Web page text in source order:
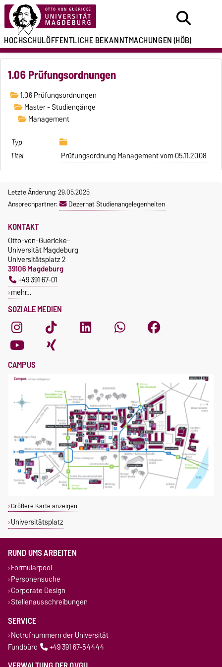
HOCHSCHULÖFFENTLICHEBEKANNTMACHUNGEN(HÖB)
1.06 Prüfungsordnungen
1.06 Prüfungsordnungen
Master - Studiengänge
Management
Prüfungsordnung Management vom 05.11.2008
Letzte Änderung: 29.05.2025
Ansprechpartner:
Dezernat Studienangelegenheiten
SOZIALE MEDIEN
KONTAKT
Otto-von-Guericke-
Universität Magdeburg
Universitätsplatz 2
39106 Magdeburg
+49 391 67-01
mehr…
CAMPUS
Größere Karte anzeigen
Universitätsplatz
RUND UMS ARBEITEN
Formularpool
Personensuche
Corporate Design
Stellenausschreibungen
SERVICE
Notrufnummern der Universität
Fundbüro
+49 391 67-54444